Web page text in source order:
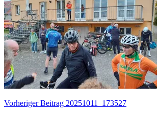
Beitragsnavigation
Vorheriger Beitrag Vorheriger
20251011_173527